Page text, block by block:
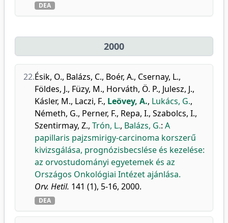
DEA
2000
22.Ésik, O., Balázs, C., Boér, A., Csernay, L.,
Földes, J., Füzy, M., Horváth, Ö. P., Julesz, J.,
Kásler, M., Laczi, F., Leövey, A., Lukács, G.,
Németh, G., Perner, F., Repa, I., Szabolcs, I.,
Szentirmay, Z., Trón, L., Balázs, G.: A
papillaris pajzsmirigy-carcinoma korszerű
kivizsgálása, prognózisbecslése és kezelése:
az orvostudományi egyetemek és az
Országos Onkológiai Intézet ajánlása.
Orv. Hetil. 141 (1), 5-16, 2000.
DEA